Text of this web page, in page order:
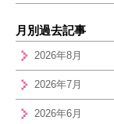
月別過去記事
2026年8月
2026年7月
2026年6月